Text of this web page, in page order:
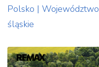
Polsko | Województwo
śląskie